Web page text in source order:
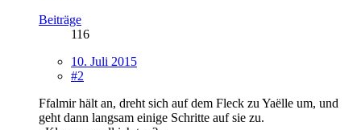
Beiträge
116
10. Juli 2015
#2
Ffalmir hält an, dreht sich auf dem Fleck zu Yaëlle um, und
geht dann langsam einige Schritte auf sie zu.